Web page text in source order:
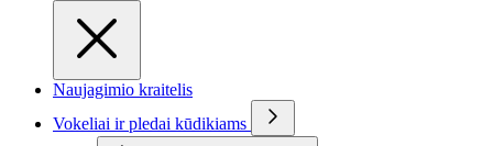
Naujagimio kraitelis
Vokeliai ir pledai kūdikiams